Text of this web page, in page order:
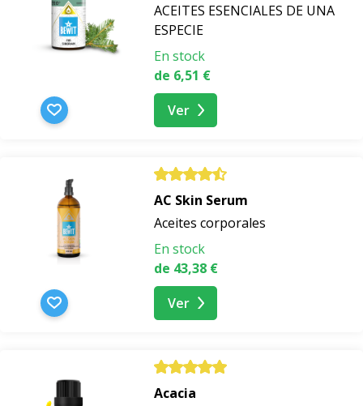
ACEITES ESENCIALES DE UNA
ESPECIE
En stock
de 6,51 €
Ver
AC Skin Serum
Aceites corporales
En stock
de 43,38 €
Ver
Acacia